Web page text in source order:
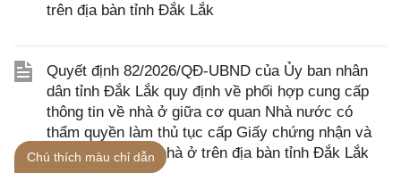
trên địa bàn tỉnh Đắk Lắk
Quyết định 82/2026/QĐ-UBND của Ủy ban nhân
dân tỉnh Đắk Lắk quy định về phối hợp cung cấp
thông tin về nhà ở giữa cơ quan Nhà nước có
thẩm quyền làm thủ tục cấp Giấy chứng nhận và
cơ quan quản lý nhà ở trên địa bàn tỉnh Đắk Lắk
Chú thích màu chỉ dẫn